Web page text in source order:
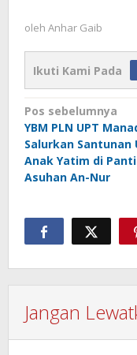
oleh Anhar Gaib
Ikuti Kami Pada
Navigasi
pos
Pos sebelumnya
YBM PLN UPT
Salurkan Santunan
Anak Yatim di Panti
Asuhan An-Nur
Jangan